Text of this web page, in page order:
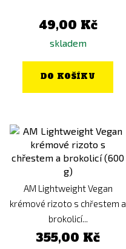
49,00 Kč
skladem
DO KOŠÍKU
AM Lightweight Vegan
krémové rizoto s chřestem a
brokolicí...
355,00 Kč